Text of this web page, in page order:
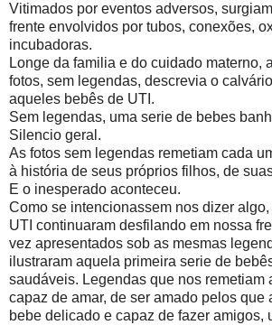
Vitimados por eventos adversos,
frente envolvidos por tubos, conexões,
incubadoras.
Longe da familia e do cuidado materno,
fotos, sem legendas, descrevia o
aqueles bebês de UTI.
Sem legendas, uma serie de bebes
Silencio geral.
As fotos sem legendas remetiam cada
à história de seus próprios filhos, de
E o inesperado aconteceu.
Como se intencionassem nos dizer
UTI continuaram desfilando em nossa
vez apresentados sob as mesmas
ilustraram aquela primeira serie de
saudáveis. Legendas que nos remetiam
capaz de amar, de ser amado pelos que
bebe delicado e capaz de fazer amigos,